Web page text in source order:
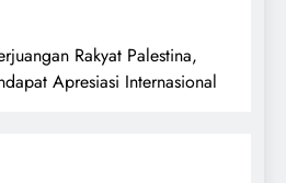
Rakyat Palestina,
Apresiasi Internasional